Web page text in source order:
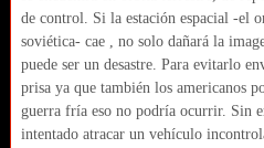
de control. Si la estación espacial -el
soviética- cae , no solo dañará la
puede ser un desastre. Para evitarlo
prisa ya que también los americanos
guerra fría eso no podría ocurrir. Sin
intentado atracar un vehículo